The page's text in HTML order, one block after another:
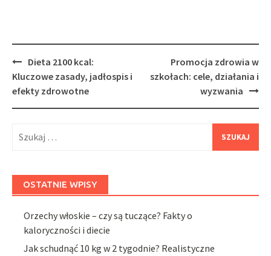
Post
navigation
Dieta 2100 kcal:
Kluczowe zasady, jadłospis i
efekty zdrowotne
Promocja zdrowia w
szkołach: cele, działania i
wyzwania
OSTATNIE WPISY
Orzechy włoskie – czy są tuczące? Fakty o
kaloryczności i diecie
Jak schudnąć 10 kg w 2 tygodnie? Realistyczne